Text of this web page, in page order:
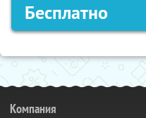
Бесплатно
Компания